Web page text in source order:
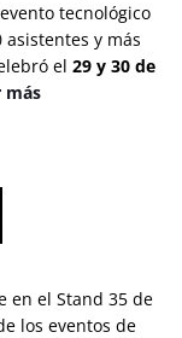
tecnológico
asistentes y más
el 29 y 30 de
más
en el Stand 35 de
los eventos de